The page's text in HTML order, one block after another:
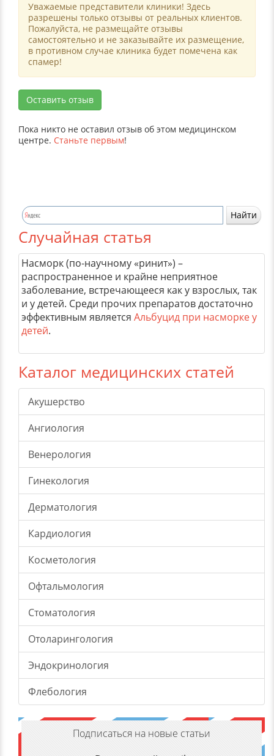
Уважаемые представители клиники! Здесь
разрешены только отзывы от реальных клиентов.
Пожалуйста, не размещайте отзывы
самостоятельно и не заказывайте их размещение,
в противном случае клиника будет помечена как
спамер!
Оставить отзыв
Пока никто не оставил отзыв об этом медицинском
центре. Станьте первым!
Случайная статья
Насморк (по-научному «ринит») –
распространенное и крайне неприятное
заболевание, встречающееся как у взрослых, так
и у детей. Среди прочих препаратов достаточно
эффективным является Альбуцид при насморке у
детей.
Каталог медицинских статей
Акушерство
Ангиология
Венерология
Гинекология
Дерматология
Кардиология
Косметология
Офтальмология
Стоматология
Отоларингология
Эндокринология
Флебология
Подписаться на новые статьи